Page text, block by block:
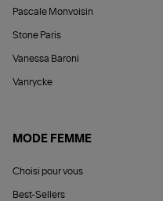
Pascale Monvoisin
Stone Paris
Vanessa Baroni
Vanrycke
MODE FEMME
Choisi pour vous
Best-Sellers